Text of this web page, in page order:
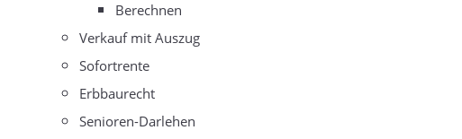
Berechnen
Verkauf mit Auszug
Sofortrente
Erbbaurecht
Senioren-Darlehen